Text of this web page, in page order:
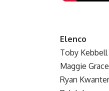
Elenco
Toby Kebbell
Maggie Grace
Ryan